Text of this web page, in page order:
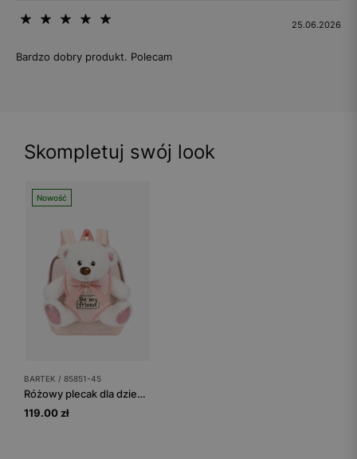
25.06.2026
Bardzo dobry produkt. Polecam
Skompletuj swój look
Nowość
BARTEK / 85851-45
Różowy plecak dla dziewczynki z białym misiem 2w1 BARTEK 85851-45
119.00 zł